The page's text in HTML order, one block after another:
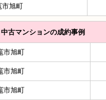
市旭町
中古マンションの成約事例
市旭町
市旭町
市旭町